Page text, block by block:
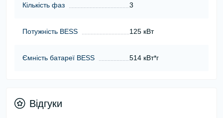
Кількість фаз 3
Потужність BESS 125 кВт
Ємність батареї BESS 514 кВт*г
Відгуки